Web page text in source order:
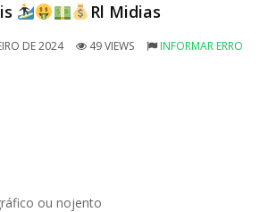
Rl Midias
DE 2024 49 VIEWS INFORMAR ERRO
ou nojento